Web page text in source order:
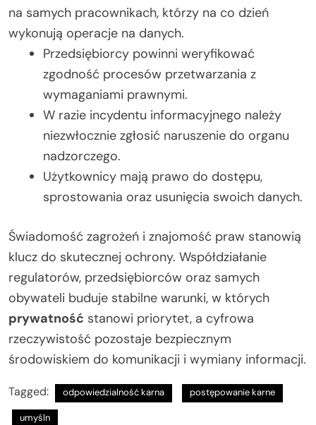
na samych pracownikach, którzy na co dzień
wykonują operacje na danych.
Przedsiębiorcy powinni weryfikować
zgodność procesów przetwarzania z
wymaganiami prawnymi.
W razie incydentu informacyjnego należy
niezwłocznie zgłosić naruszenie do organu
nadzorczego.
Użytkownicy mają prawo do dostępu,
sprostowania oraz usunięcia swoich danych.
Świadomość zagrożeń i znajomość praw stanowią
klucz do skutecznej ochrony. Współdziałanie
regulatorów, przedsiębiorców oraz samych
obywateli buduje stabilne warunki, w których
prywatność stanowi priorytet, a cyfrowa
rzeczywistość pozostaje bezpiecznym
środowiskiem do komunikacji i wymiany informacji.
Tagged: odpowiedzialność karna postępowanie karne
umyśln